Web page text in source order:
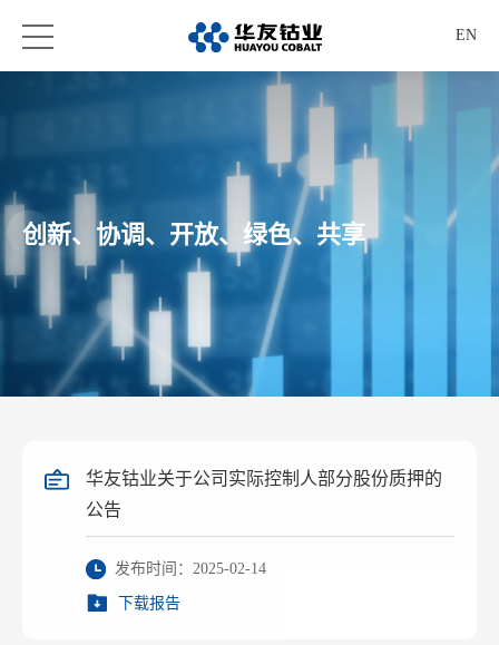
EN
创新、协调、开放、绿色、共享
华友钴业关于公司实际控制人部分股份质押的
公告
发布时间：2025-02-14
下载报告